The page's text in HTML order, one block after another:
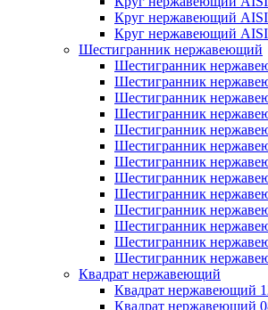
Круг нержавеющий
Круг нержавеющий
Шестигранник нержавеющий
Шестигранник
Шестигранник
Шестигранник
Шестигранник
Шестигранник
Шестигранник
Шестигранник
Шестигранник
Шестигранник
Шестигранник
Шестигранник
Шестигранник
Шестигранник
Квадрат нержавеющий
Квадрат нержавеющий
Квадрат нержавеющий